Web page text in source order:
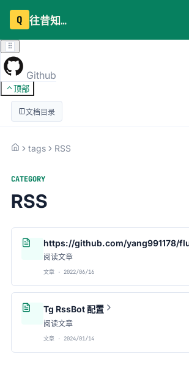
Q 往昔知识库
Github
顶部
文档目录
tags RSS
CATEGORY
RSS
https://github.com/yang991178/
阅读文章
文章 · 2022/06/16
Tg RssBot 配置
阅读文章
文章 · 2024/01/14